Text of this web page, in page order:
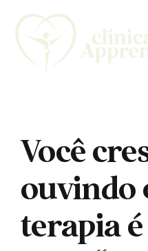
content
Você
ouvindo
terapia